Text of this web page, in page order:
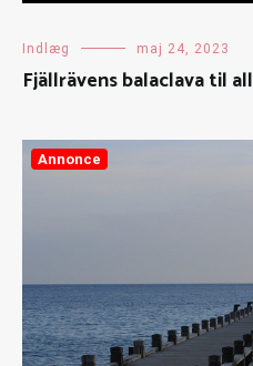
Indlæg maj 24, 2023
Fjällrävens balaclava til
Annonce